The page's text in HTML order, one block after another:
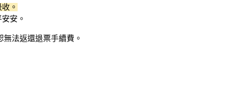
。
安。
法返還退票手續費。